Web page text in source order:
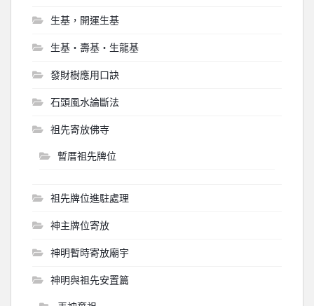
生基，開運生基
生基‧壽基‧生龍基
發財樹應用口訣
石頭風水論斷法
祖先寄放佛寺
暫厝祖先牌位
祖先牌位進駐處理
神主牌位寄放
神明暫時寄放廟宇
神明與祖先安置篇